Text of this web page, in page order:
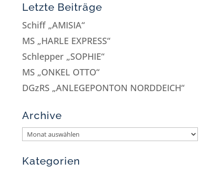
Letzte Beiträge
Schiff „AMISIA“
MS „HARLE EXPRESS“
Schlepper „SOPHIE“
MS „ONKEL OTTO“
DGzRS „ANLEGEPONTON NORDDEICH“
Archive
Kategorien